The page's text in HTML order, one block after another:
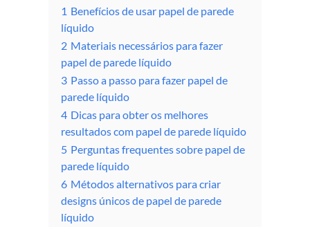
1 Benefícios de usar papel de parede
líquido
2 Materiais necessários para fazer
papel de parede líquido
3 Passo a passo para fazer papel de
parede líquido
4 Dicas para obter os melhores
resultados com papel de parede líquido
5 Perguntas frequentes sobre papel de
parede líquido
6 Métodos alternativos para criar
designs únicos de papel de parede
líquido